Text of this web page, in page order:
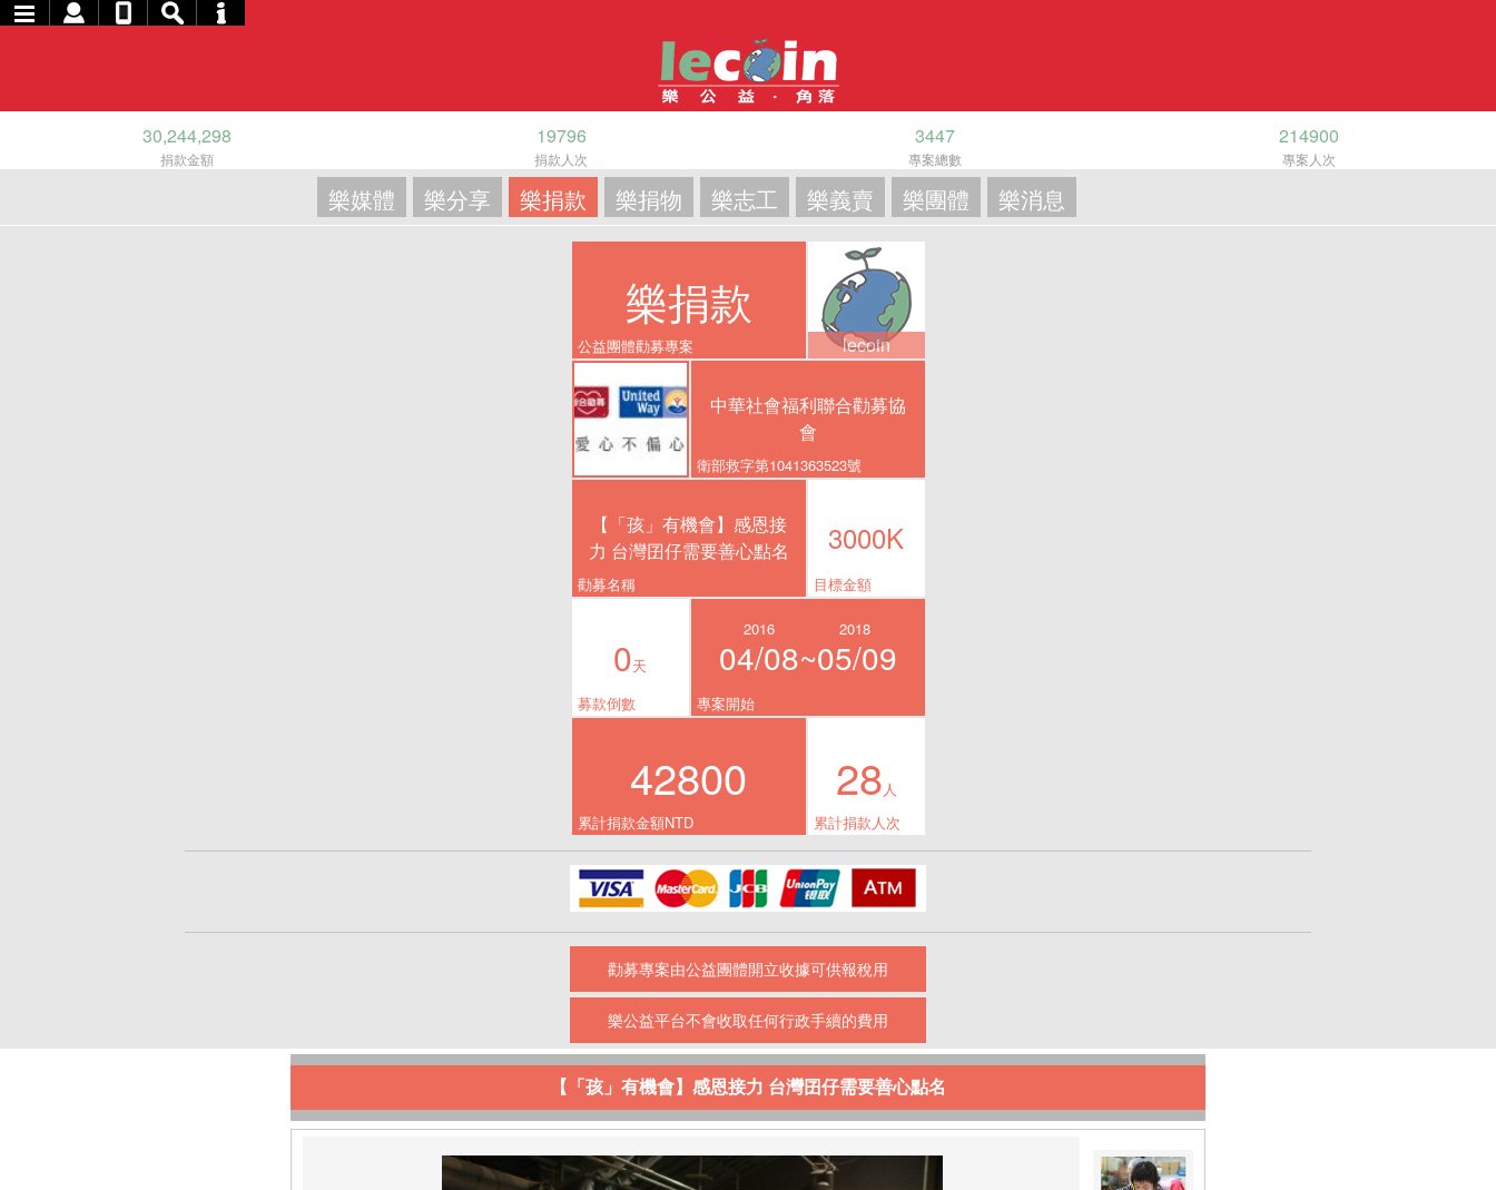
30,244,298
捐款金額
19796
捐款人次
3447
專案總數
214900
專案人次
樂媒體 樂分享 樂捐款 樂捐物 樂志工 樂義賣 樂團體 樂消息
樂捐款
公益團體勸募專案 lecoin
中華社會福利聯合勸募協
會
衛部救字第1041363523號
【「孩」有機會】感恩接
力 台灣囝仔需要善心點名
勸募名稱
3000K
目標金額
0天
募款倒數
2016
04/08~
2018
05/09
專案開始
42800
累計捐款金額NTD
28人
累計捐款人次
勸募專案由公益團體開立收據可供報稅用
樂公益平台不會收取任何行政手續的費用
【「孩」有機會】感恩接力 台灣囝仔需要善心點名